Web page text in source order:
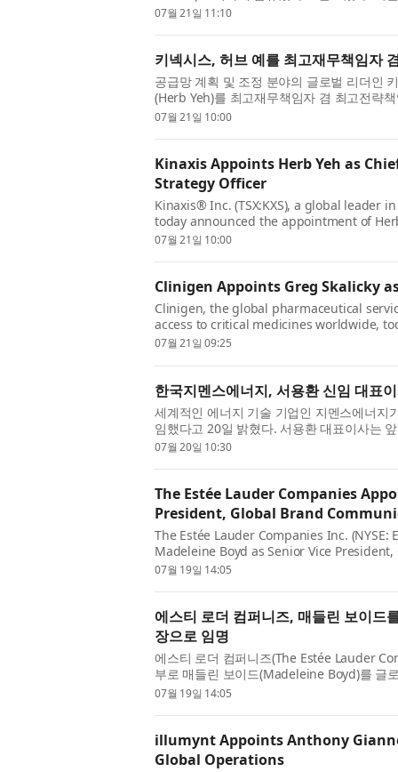
객이 회사의 AI 역량을 비즈니스 영향력과 ...
07월 21일 11:10
키넥시스, 허브 예를 최고재무책임자
공급망 계획 및 조정 분야의 글로벌 리더인
(Herb Yeh)를 최고재무책임자 겸 최고전략
발효). 예는 키넥시스의 글로벌 재무 조직...
07월 21일 10:00
Kinaxis Appoints Herb Yeh as
Strategy Officer
Kinaxis® Inc. (TSX:KXS), a global leader
today announced the appointment of
Strategy Officer, effective July 27, 2026...
07월 21일 10:00
Clinigen Appoints Greg Skalicky
Clinigen, the global pharmaceutical
access to critical medicines worldwide,
Skalicky as Group Chief Executive Officer,
07월 21일 09:25
한국지멘스에너지, 서용환 신임 대표
세계적인 에너지 기술 기업인 지멘스에너지
임했다고 20일 밝혔다. 서용환 대표이사는
사의 성장 전략을 주도할 예정이다. 이와...
07월 20일 10:30
The Estée Lauder Companies
President, Global Brand
The Estée Lauder Companies Inc.
Madeleine Boyd as Senior Vice
July 20, 2026. As part of the company’s
07월 19일 14:05
에스티 로더 컴퍼니즈, 매들린 보이드
장으로 임명
에스티 로더 컴퍼니즈(The Estée Lauder
부로 매들린 보이드(Madeleine Boyd)를 글
Vice President, Global Brand
07월 19일 14:05
illumynt Appoints Anthony
Global Operations